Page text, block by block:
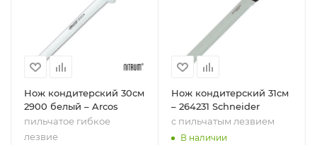
Нож кондитерский 30см
2900 белый – Arcos
пильчатое гибкое
лезвие
Нож кондитерский 31см
– 264231 Schneider
с пильчатым лезвием
В наличии